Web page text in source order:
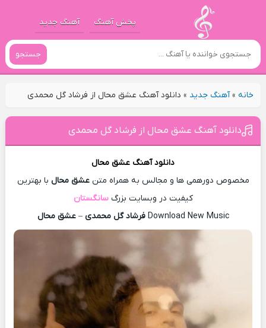
پخش آهنگ آهنگ جدید
جستجو
خانه»آهنگ جدید » دانلود آهنگ عشق محال از فرشاد گل محمدی
دانلود آهنگ عشق محال از فرشاد گل محمدی
دانلود آهنگ عشق محال
مخصوص دورهمی ها و مجالس به همراه متنعشق محال با بهترین
کیفیت در وبسایت بزرگسانگستان
Download New Music فرشاد گل محمدی –عشق محال